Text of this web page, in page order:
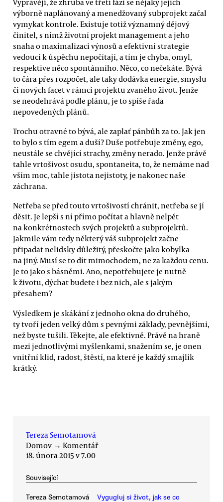
výborně naplánovaný a menedžovaný subprojekt začal
vymykat kontrole. Existuje totiž významný dějový
činitel, s nímž životní projekt management a jeho
snaha o maximalizaci výnosů a efektivní strategie
vedoucí k úspěchu nepočítají, a tím je chyba, omyl,
respektive něco spontánního. Něco, co nečekáte. Bývá
to čára přes rozpočet, ale taky dodávka energie, smyslu
či nových facet v rámci projektu zvaného život. Jenže
se neodehrává podle plánu, je to spíše řada
nepovedených plánů.
Trochu otravné to bývá, ale zaplať pánbůh za to. Jak jen
to bylo s tím egem a duší? Duše potřebuje změny, ego,
neustále se chvějící strachy, změny nerado. Jenže právě
tahle vrtošivost osudu, spontaneita, to, že nemáme nad
vším moc, tahle jistota nejistoty, je nakonec naše
záchrana.
Netřeba se před touto vrtošivostí chránit, netřeba se jí
děsit. Je lepší s ní přímo počítat a hlavně nelpět
na konkrétnostech svých projektů a subprojektů.
Jakmile vám tedy některý váš subprojekt začne
připadat nelidsky důležitý, přeskočte jako kobylka
na jiný. Musí se to dít mimochodem, ne za každou cenu.
Je to jako s básněmi. Ano, nepotřebujete je nutně
k životu, dýchat budete i bez nich, ale s jakým
přesahem?
Výsledkem je skákání z jednoho okna do druhého,
ty tvoří jeden velký dům s pevnými základy, pevnějšími,
než byste tušili. Těkejte, ale efektivně. Právě na hraně
mezi jednotlivými myšlenkami, snažením se, je onen
vnitřní klid, radost, štěstí, na které je každý smajlík
krátký.
Tereza Semotamová
Domov → Komentář
18. února 2015 v 7.00
Související
Tereza Semotamová
Vygugluj si život, jak se co